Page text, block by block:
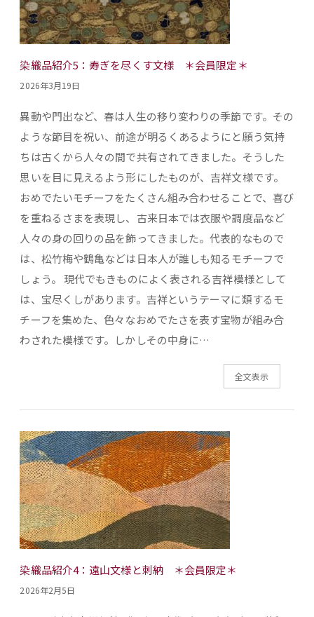
染織品紹介5：寿ぎを尽くす文様 ＊会員限定＊
2026年3月19日
異動や門出など、春は人生の移り変わりの季節です。その
ような節目を祝い、前途が明るくあるようにと願う気持
ちは古くから人々の間で共有されてきました。そうした
思いを目に見えるよう形にしたものが、吉祥文様です。
おめでたいモチーフをたくさん組み合わせることで、喜び
を重ねるさまを表現し、古来日本では衣服や調度品など
人々の身の回りの品を飾ってきました。代表的なもので
は、松竹梅や鶴亀などは日本人が誰しも知るモチーフで
しょう。 現代でもきものによく表される吉祥模様として
は、宝尽くしがあります。吉祥というテーマに類するモ
チーフを集めた、色々なおめでたさを表す宝物が組み合
わされた模様です。しかしその中身に…
全文表示
染織品紹介4：遠山文様と刺納 ＊会員限定＊
2026年2月5日